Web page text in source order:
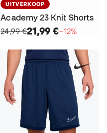
UITVERKOOP
Academy 23 Knit Shorts
24,99 €21,99 €−12%